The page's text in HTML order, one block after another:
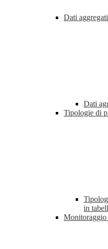
Dati
Dati
Tipologie di
in
Monitoraggio